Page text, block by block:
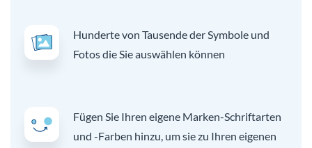
Hunderte von Tausende der Symbole und
Fotos die Sie auswählen können
Fügen Sie Ihren eigene Marken-Schriftarten
und -Farben hinzu, um sie zu Ihren eigenen